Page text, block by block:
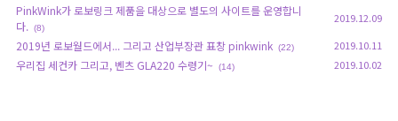
PinkWink가 로보링크 제품을 대상으로 별도의 사이트를 운영합니
다. (8)
2019.12.09
2019년 로보월드에서... 그리고 산업부장관 표창 pinkwink (22) 2019.10.11
우리집 세컨카 그리고, 벤츠 GLA220 수령기~ (14) 2019.10.02